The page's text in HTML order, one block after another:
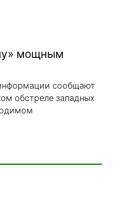
мощным
сообщают
обстреле западных